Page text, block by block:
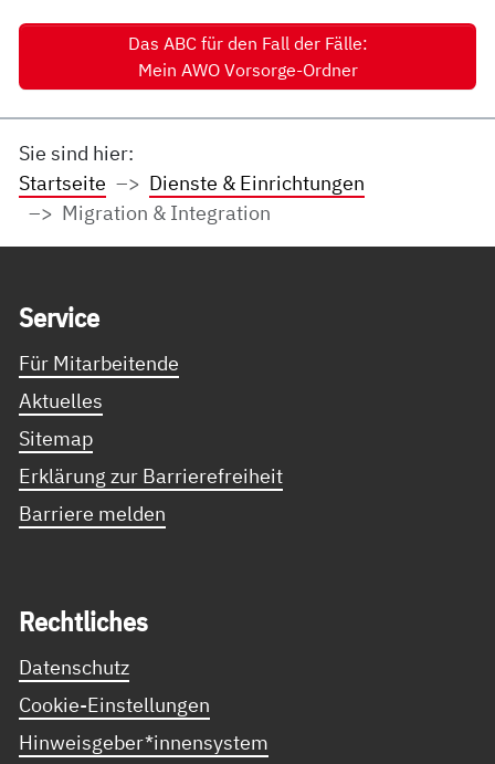
Das ABC für den Fall der Fälle:
Mein AWO Vorsorge-Ordner
Sie sind hier:
Startseite
Dienste & Einrichtungen
Migration & Integration
Ser­vice
Für Mitarbeitende
Aktuelles
Sitemap
Erklärung zur Barrierefreiheit
Barriere melden
Recht­li­ches
Datenschutz
Cookie-Einstellungen
Hinweisgeber*innensystem